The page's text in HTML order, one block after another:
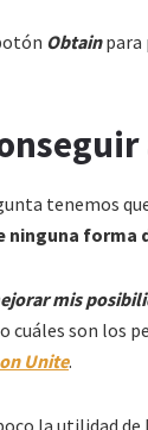
Obtainpara
tenemos
ninguna forma
mis
cuáles son los
Unite.
la utilidad de